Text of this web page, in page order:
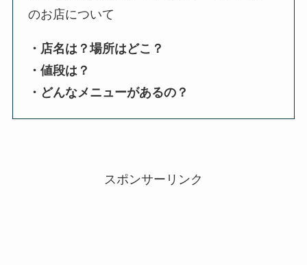
のお店について
・店名は？場所はどこ？
・値段は？
・どんなメニューがあるの？
スポンサーリンク